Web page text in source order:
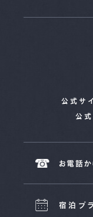
公式サ
公式
お電話
宿泊プ